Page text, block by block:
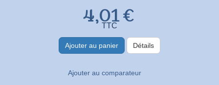
4,01 €
TTC
Ajouter au panier Détails
Ajouter au comparateur